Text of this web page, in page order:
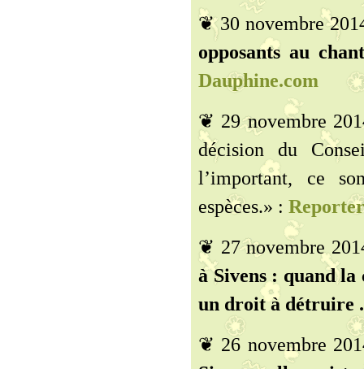
❦ 30 novembre
opposants au
Dauphine.com
❦ 29 novembre
décision du
l’important, ce
espèces.» :
❦ 27 novembre
à Sivens : quand la
un droit à détruire
❦ 26 novembre